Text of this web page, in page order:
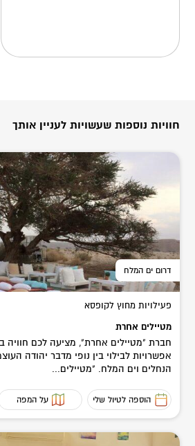
חוויות נוספות שעשויות לעניין אותך
דרום ים המלח
פעילויות מחוץ לקופסא
מטיילים אחרת
חברת "מטיילים אחרת", מציעה לכם חוויה
אפשרויות לבילוי בין נופי מדבר יהודה
הנחלים וים המלח. "מטיילים...
הוספה לטיול שלי על המפה